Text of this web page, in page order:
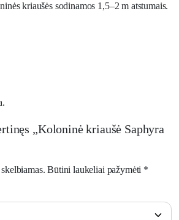
kriaušės sodinamos 1,5–2 m atstumais.
„Koloninė kriaušė Saphyra
Būtini laukeliai pažymėti *